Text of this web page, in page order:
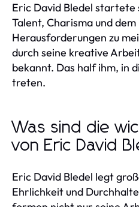
Eric David Bledel
Talent, Charisma und dem
Herausforderungen zu
durch seine kreative
bekannt. Das half ihm, in
treten.
Was sind die
von Eric David
Eric David Bledel legt
Ehrlichkeit und